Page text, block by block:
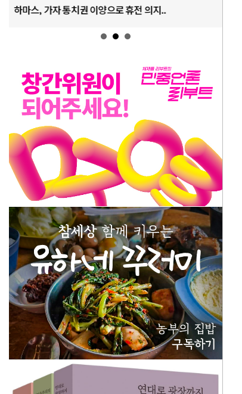
하마스, 가자 통치권 이양으로 휴전 의지..